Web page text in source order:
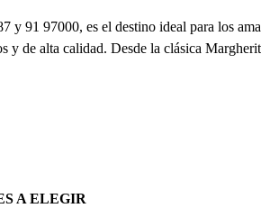
91 97000, es el destino ideal para los
y de alta calidad. Desde la clásica
A ELEGIR